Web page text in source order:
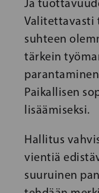
Ja
Valitettavasti
suhteen
tärkein
Paikallisen
lisäämiseksi.
Hallitus
vientiä
suuruinen